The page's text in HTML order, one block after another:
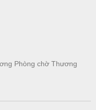
Phòng chờ Thương